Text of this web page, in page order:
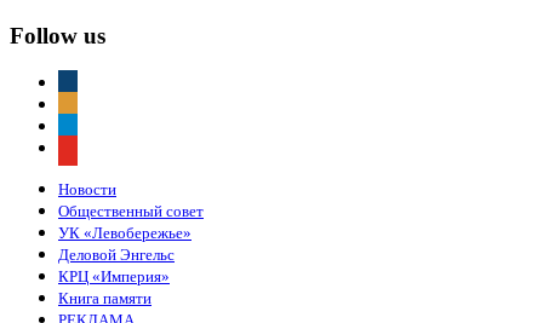
Follow us
Новости
Общественный совет
УК «Левобережье»
Деловой Энгельс
КРЦ «Империя»
Книга памяти